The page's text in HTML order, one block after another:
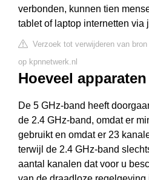
verbonden, kunnen tien
tablet of laptop internetten via
Verzoek tot verwijderen van bron
op kpnnetwerk.nl
Hoeveel
De 5 GHz-band heeft
de 2.4 GHz-band, omdat er
gebruikt en omdat er 23
terwijl de 2.4 GHz-band
aantal kanalen dat voor u